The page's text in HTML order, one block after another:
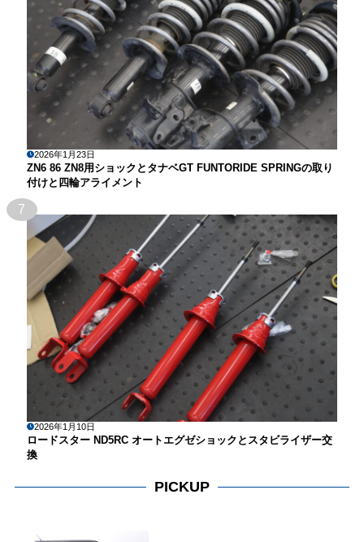
2026年1月23日
ZN6 86 ZN8用ショックとタナベGT FUNTORIDE SPRINGの取り
付けと四輪アライメント
7
2026年1月10日
ロードスター ND5RC オートエグゼショックとスタビライザー交
換
PICKUP